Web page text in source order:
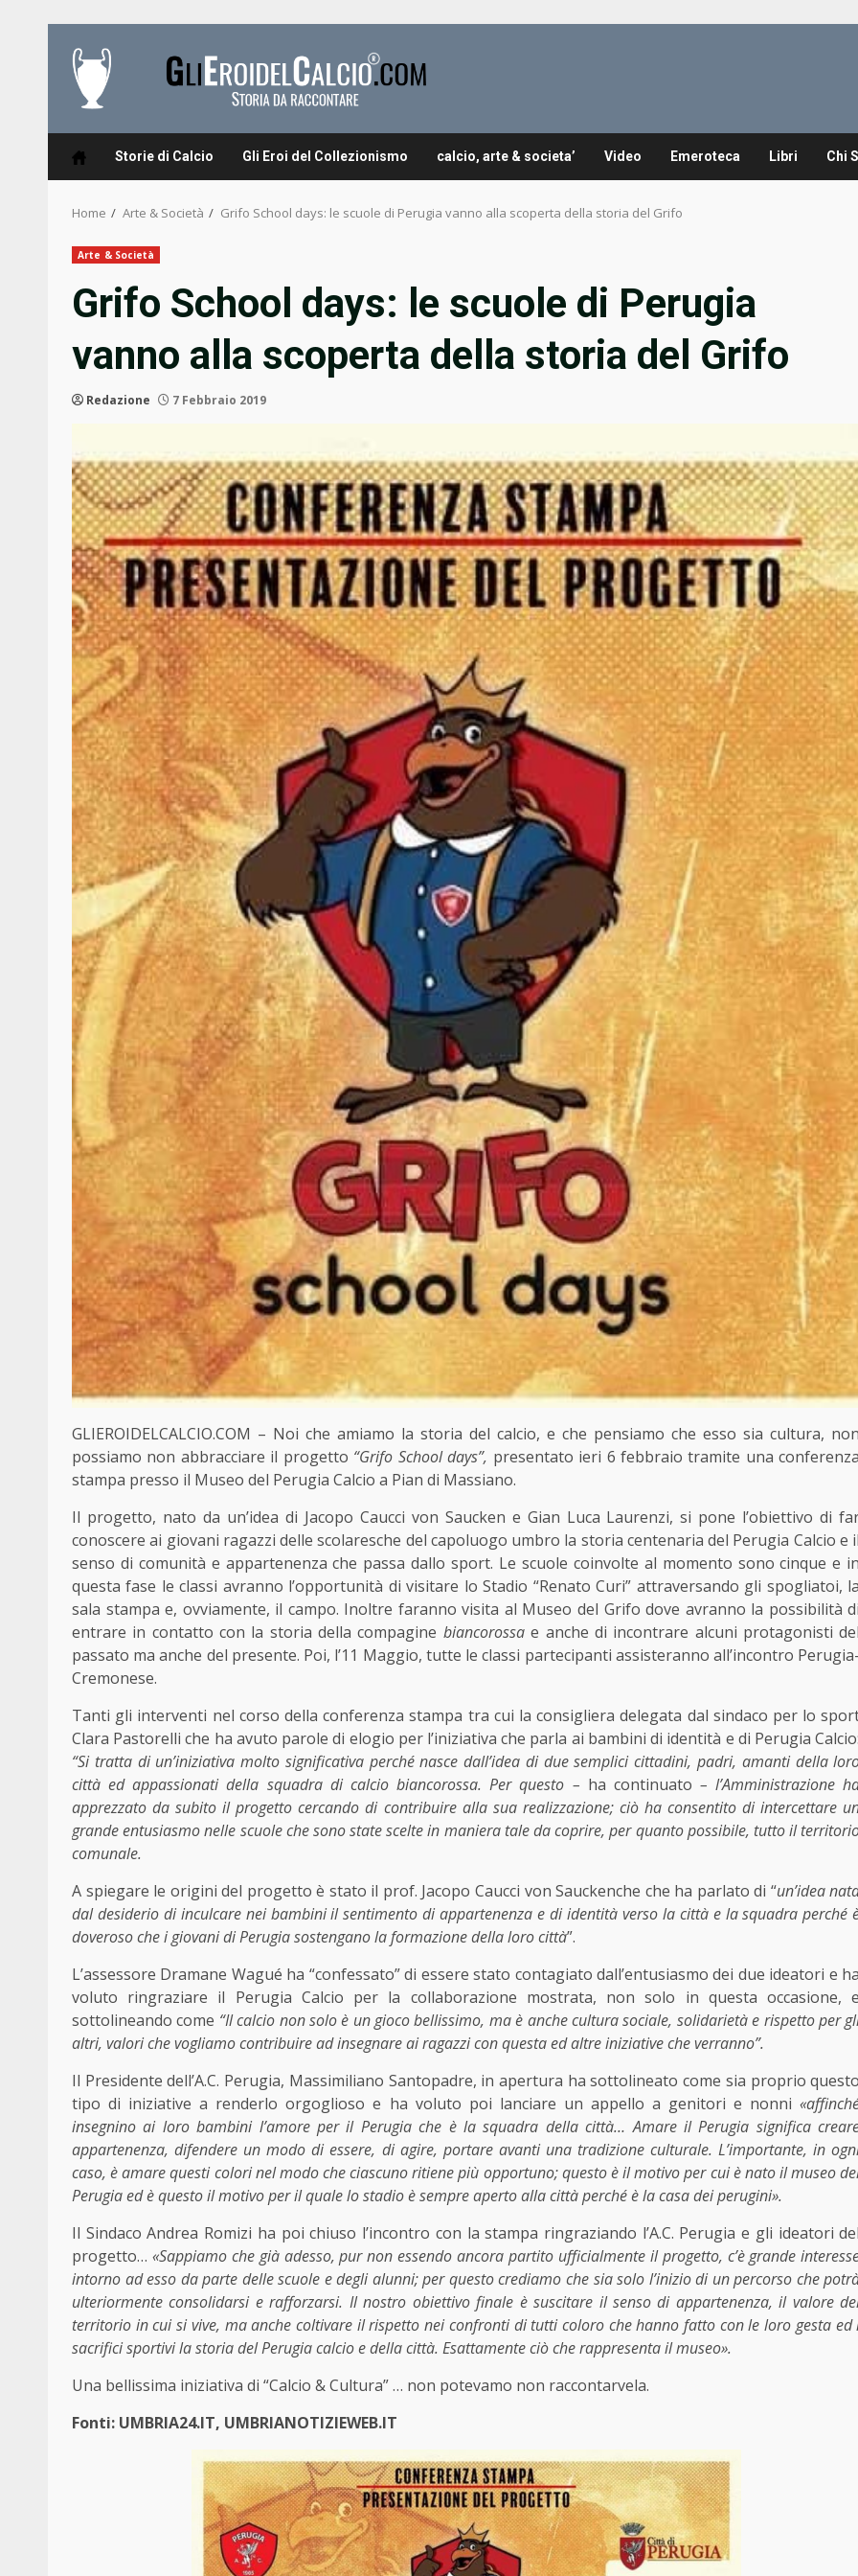
content
Storie di Calcio Gli Eroi del Collezionismo calcio, arte & societa’ Video Emeroteca Libri Chi
Home Arte & Società Grifo School days: le scuole di Perugia vanno alla scoperta della storia del Grifo
Arte & Società
Grifo School days: le scuole di Perugia
vanno alla scoperta della storia del Grifo
Redazione 7 Febbraio 2019
GLIEROIDELCALCIO.COM – Noi che amiamo la storia del calcio, e che pensiamo che esso sia cultura, non
possiamo non abbracciare il progetto “Grifo School days”, presentato ieri 6 febbraio tramite una conferenza
stampa presso il Museo del Perugia Calcio a Pian di Massiano.
Il progetto, nato da un’idea di Jacopo Caucci von Saucken e Gian Luca Laurenzi, si pone l’obiettivo di
conoscere ai giovani ragazzi delle scolaresche del capoluogo umbro la storia centenaria del Perugia Calcio e il
senso di comunità e appartenenza che passa dallo sport. Le scuole coinvolte al momento sono cinque e in
questa fase le classi avranno l’opportunità di visitare lo Stadio “Renato Curi” attraversando gli spogliatoi, la
sala stampa e, ovviamente, il campo. Inoltre faranno visita al Museo del Grifo dove avranno la possibilità di
entrare in contatto con la storia della compagine biancorossae anche di incontrare alcuni protagonisti del
passato ma anche del presente. Poi, l’11 Maggio, tutte le classi partecipanti assisteranno all’incontro Perugia-
Cremonese.
Tanti gli interventi nel corso della conferenza stampa tra cui la consigliera delegata dal sindaco per lo
Clara Pastorelli che ha avuto parole di elogio per l’iniziativa che parla ai bambini di identità e di Perugia Calcio:
“Si tratta di un’iniziativa molto significativa perché nasce dall’idea di due semplici cittadini, padri, amanti della
città ed appassionati della squadra di calcio biancorossa. Per questo – ha continuato – l’Amministrazione
apprezzato da subito il progetto cercando di contribuire alla sua realizzazione; ciò ha consentito di intercettare
grande entusiasmo nelle scuole che sono state scelte in maniera tale da coprire, per quanto possibile, tutto il
comunale.
A spiegare le origini del progetto è stato il prof. Jacopo Caucci von Sauckenche che ha parlato di “un’idea
dal desiderio di inculcare nei bambini il sentimento di appartenenza e di identità verso la città e la squadra perché
doveroso che i giovani di Perugia sostengano la formazione della loro città”.
L’assessore Dramane Wagué ha “confessato” di essere stato contagiato dall’entusiasmo dei due ideatori e ha
voluto ringraziare il Perugia Calcio per la collaborazione mostrata, non solo in questa occasione, e
sottolineando come “Il calcio non solo è un gioco bellissimo, ma è anche cultura sociale, solidarietà e rispetto per
altri, valori che vogliamo contribuire ad insegnare ai ragazzi con questa ed altre iniziative che verranno”.
Il Presidente dell’A.C. Perugia, Massimiliano Santopadre, in apertura ha sottolineato come sia proprio questo
tipo di iniziative a renderlo orgoglioso e ha voluto poi lanciare un appello a genitori e nonni
insegnino ai loro bambini l’amore per il Perugia che è la squadra della città… Amare il Perugia significa
appartenenza, difendere un modo di essere, di agire, portare avanti una tradizione culturale. L’importante, in
caso, è amare questi colori nel modo che ciascuno ritiene più opportuno; questo è il motivo per cui è nato il museo
Perugia ed è questo il motivo per il quale lo stadio è sempre aperto alla città perché è la casa dei perugini».
Il Sindaco Andrea Romizi ha poi chiuso l’incontro con la stampa ringraziando l’A.C. Perugia e gli ideatori del
progetto… «Sappiamo che già adesso, pur non essendo ancora partito ufficialmente il progetto, c’è grande
intorno ad esso da parte delle scuole e degli alunni; per questo crediamo che sia solo l’inizio di un percorso che
ulteriormente consolidarsi e rafforzarsi. Il nostro obiettivo finale è suscitare il senso di appartenenza, il valore
territorio in cui si vive, ma anche coltivare il rispetto nei confronti di tutti coloro che hanno fatto con le loro gesta ed
sacrifici sportivi la storia del Perugia calcio e della città. Esattamente ciò che rappresenta il museo».
Una bellissima iniziativa di “Calcio & Cultura” … non potevamo non raccontarvela.
Fonti: UMBRIA24.IT, UMBRIANOTIZIEWEB.IT